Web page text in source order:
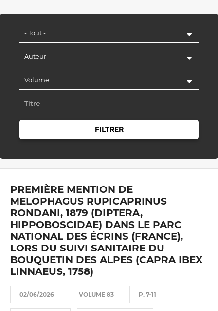
- Tout -
Auteur
Volume
FILTRER
PREMIÈRE MENTION DE
MELOPHAGUS RUPICAPRINUS
RONDANI, 1879 (DIPTERA,
HIPPOBOSCIDAE) DANS LE PARC
NATIONAL DES ÉCRINS (FRANCE),
LORS DU SUIVI SANITAIRE DU
BOUQUETIN DES ALPES (CAPRA IBEX
LINNAEUS, 1758)
02/06/2026 VOLUME 83 P. 7-11